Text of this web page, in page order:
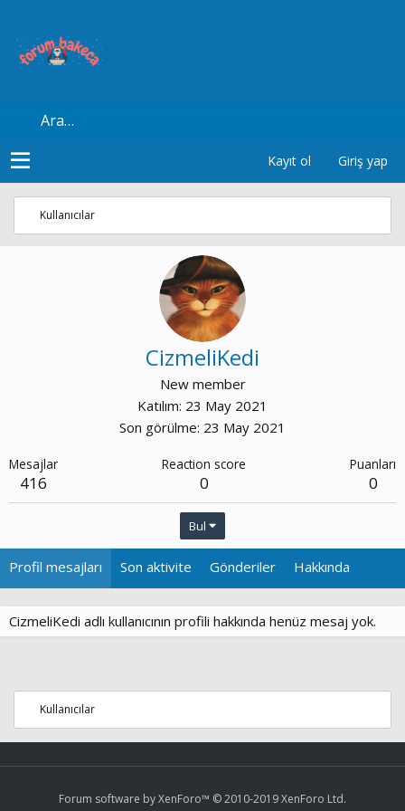
Kayıt ol Giriş yap
Kullanıcılar
CizmeliKedi
New member
Katılım 23 May 2021
Son görülme 23 May 2021
Mesajlar
416
Reaction score
0
Puanları
0
Bul
Profil mesajları Son aktivite Gönderiler Hakkında
CizmeliKedi adlı kullanıcının profili hakkında henüz mesaj yok.
Kullanıcılar
Forum software by XenForo™ © 2010-2019 XenForo Ltd.